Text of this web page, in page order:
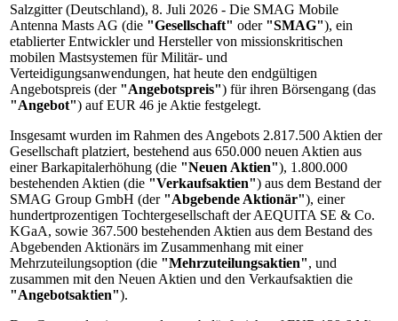
Salzgitter (Deutschland), 8. Juli 2026 - Die SMAG Mobile
Antenna Masts AG (die "Gesellschaft" oder "SMAG"), ein
etablierter Entwickler und Hersteller von missionskritischen
mobilen Mastsystemen für Militär- und
Verteidigungsanwendungen, hat heute den endgültigen
Angebotspreis (der "Angebotspreis") für ihren Börsengang (das
"Angebot") auf EUR 46 je Aktie festgelegt.
Insgesamt wurden im Rahmen des Angebots 2.817.500 Aktien der
Gesellschaft platziert, bestehend aus 650.000 neuen Aktien aus
einer Barkapitalerhöhung (die "Neuen Aktien"), 1.800.000
bestehenden Aktien (die "Verkaufsaktien") aus dem Bestand der
SMAG Group GmbH (der "Abgebende Aktionär"), einer
hundertprozentigen Tochtergesellschaft der AEQUITA SE & Co.
KGaA, sowie 367.500 bestehenden Aktien aus dem Bestand des
Abgebenden Aktionärs im Zusammenhang mit einer
Mehrzuteilungsoption (die "Mehrzuteilungsaktien", und
zusammen mit den Neuen Aktien und den Verkaufsaktien die
"Angebotsaktien").